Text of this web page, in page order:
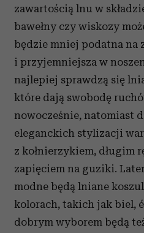
zawartością lnu w
bawełny czy wiskozy
będzie mniej podatna na
i przyjemniejsza w
najlepiej sprawdzą się
które dają swobodę
nowocześnie, natomiast
eleganckich stylizacji
z kołnierzykiem, długim
zapięciem na guziki.
modne będą lniane
kolorach, takich jak biel,
dobrym wyborem będą